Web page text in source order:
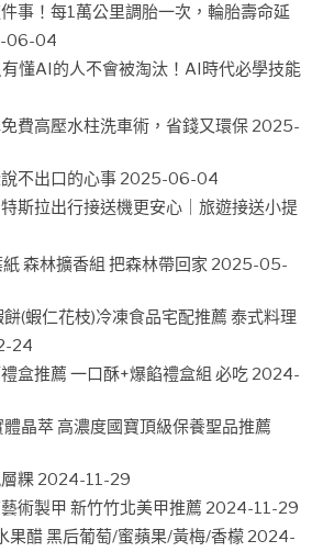
事！每1萬公里調胎一次，輪胎壽命延
06-04
懂AI的人不會被淘汰！AI時代必學技能
費高壓水柱洗車術，省錢又環保 2025-
不出口的心事 2025-06-04
斯拉出行接送機更安心｜旅遊接送小提
森林擴香組 把森林帶回家 2025-05-
(蝦仁花枝)冷凍食品宅配推薦 泰式料理
24
盒推薦 一口酥+爆餡禮盒組 必吃 2024-
晶萃 高濃度國寶頂級保養聖品推薦
粿 2024-11-29
術製甲 新竹竹北美甲推薦 2024-11-29
果醋 黑后葡萄/蜜蘋果/黃梅/香檬 2024-